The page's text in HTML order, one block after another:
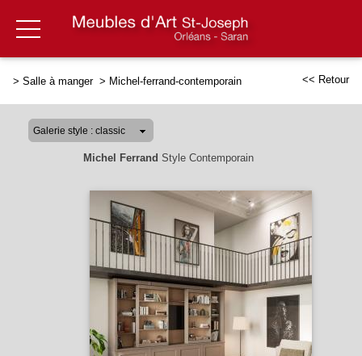
> Salle à manger > Michel-ferrand-contemporain << Retour
Michel Ferrand Style Contemporain